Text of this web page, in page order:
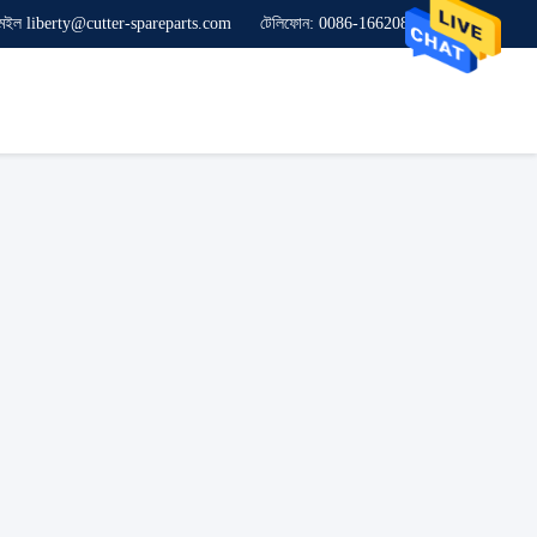
liberty@cutter-spareparts.com টেলিফোন: 0086-16620846619